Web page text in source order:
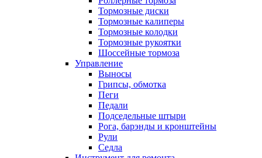
Тормозные диски
Тормозные калиперы
Тормозные колодки
Тормозные рукоятки
Шоссейные тормоза
Управление
Выносы
Грипсы, обмотка
Пеги
Педали
Подседельные штыри
Рога, барэнды и кронштейны
Рули
Седла